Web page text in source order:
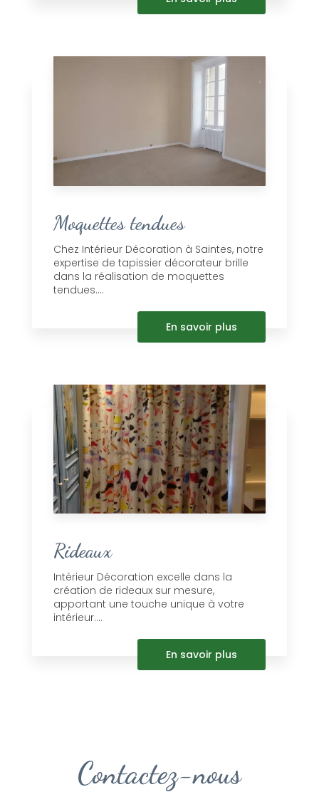
Moquettes tendues
Chez Intérieur Décoration à Saintes, notre
expertise de tapissier décorateur brille
dans la réalisation de moquettes
tendues....
En savoir plus
Rideaux
Intérieur Décoration excelle dans la
création de rideaux sur mesure,
apportant une touche unique à votre
intérieur....
En savoir plus
Contactez-nous